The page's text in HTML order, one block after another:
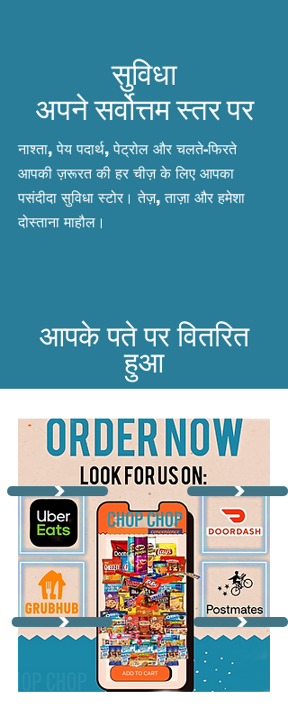
सुविधा
अपने सर्वोत्तम स्तर पर
नाश्ता, पेय पदार्थ, पेट्रोल और चलते-फिरते
आपकी ज़रूरत की हर चीज़ के लिए आपका
पसंदीदा सुविधा स्टोर। तेज़, ताज़ा और हमेशा
दोस्ताना माहौल।
आपके पते पर वितरित
हुआ